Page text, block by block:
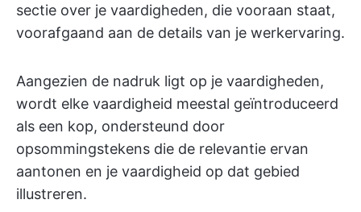
sectie over je vaardigheden, die vooraan staat,
voorafgaand aan de details van je werkervaring.
Aangezien de nadruk ligt op je vaardigheden,
wordt elke vaardigheid meestal geïntroduceerd
als een kop, ondersteund door
opsommingstekens die de relevantie ervan
aantonen en je vaardigheid op dat gebied
illustreren.